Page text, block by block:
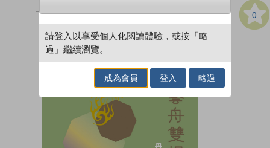
0
請登入以享受個人化閱讀體驗，或按「略
過」繼續瀏覽。
成為會員 登入 略過